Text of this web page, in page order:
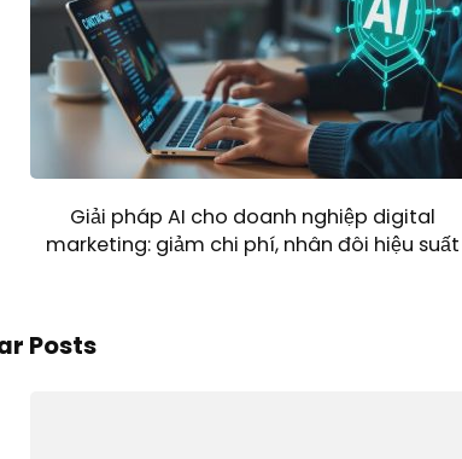
Giải pháp AI cho doanh nghiệp digital
marketing: giảm chi phí, nhân đôi hiệu suất
Posts